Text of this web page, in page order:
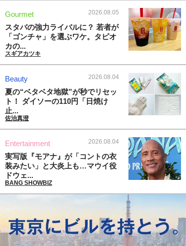
Gourmet 2026.08.05
スタバの強力ライバルに？ 若者が
「ゴンチャ」を選ぶワケ。タピオ
カの...
スギアカツキ
Beauty 2026.08.04
夏の“ベタベタ地獄”が秒でリセッ
ト！ ダイソーの110円「日焼け
止...
佐治真澄
Entertainment 2026.08.04
実写版『モアナ』が「コントの衣
装みたい」と大炎上も…マウイ役
ドウェ...
BANG SHOWBIZ